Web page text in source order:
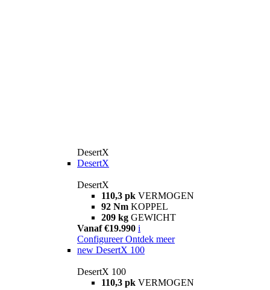
DesertX
DesertX
DesertX
110,3 pk VERMOGEN
92 Nm KOPPEL
209 kg GEWICHT
Vanaf €19.990 i
Configureer Ontdek meer
new DesertX 100
DesertX 100
110,3 pk VERMOGEN